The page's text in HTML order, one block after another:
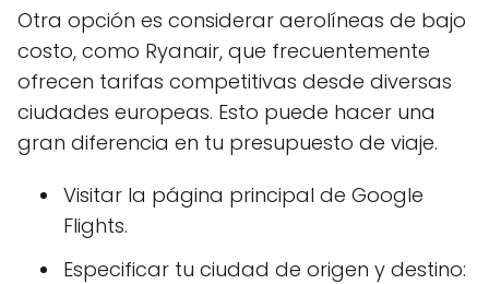
Otra opción es considerar aerolíneas de bajo
costo, como Ryanair, que frecuentemente
ofrecen tarifas competitivas desde diversas
ciudades europeas. Esto puede hacer una
gran diferencia en tu presupuesto de viaje.
Visitar la página principal de Google
Flights.
Especificar tu ciudad de origen y destino: